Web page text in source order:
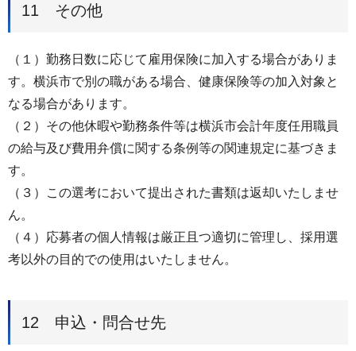
11 その他
（１）勤務日数に応じて雇用保険に加入する場合がありま
す。横浜市で別の職がある場合、健康保険等の加入対象と
なる場合があります。
（２）その他休暇や勤務条件等は横浜市会計年度任用職員
の給与及び費用弁償に関する条例等の関連規定に基づきま
す。
（３）この選考において提出された書類は返却いたしませ
ん。
（４）応募者の個人情報は厳正且つ適切に管理し、採用選
考以外の目的での使用はいたしません。
12 申込・問合せ先